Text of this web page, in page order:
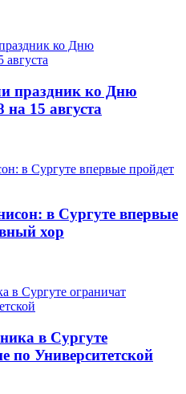
праздник ко Дню
на 15 августа
в Сургуте впервые
хор
в Сургуте
по Университетской